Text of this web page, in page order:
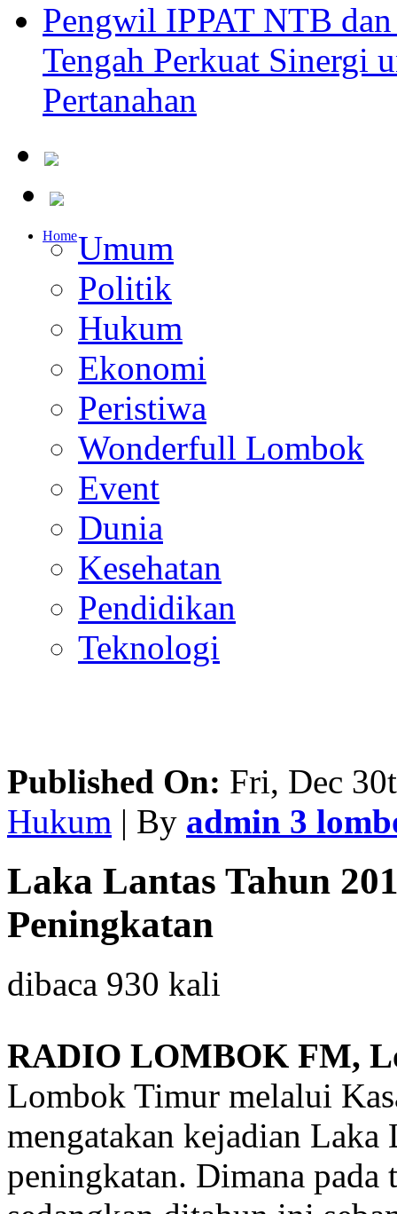
Pengwil IPPAT NTB
Tengah Perkuat Sinergi
Pertanahan
HomeUmum
Politik
Hukum
Ekonomi
Peristiwa
Wonderfull Lombok
Event
Dunia
Kesehatan
Pendidikan
Teknologi
Published On: Fri, Dec
Hukum | By admin 3
Laka Lantas Tahun
Peningkatan
dibaca 930 kali
RADIO LOMBOK FM,
Lombok Timur melalui
mengatakan kejadian
peningkatan. Dimana pada